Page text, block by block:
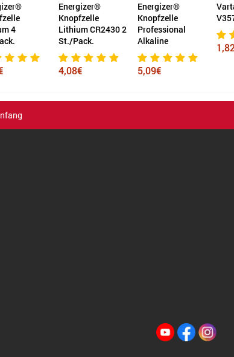
4
Energizer®
Knopfzelle
Lithium CR2430 2
St./Pack.
4,08€
Energizer®
Knopfzelle
Professional
Alkaline
5,09€